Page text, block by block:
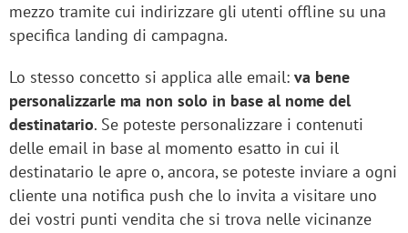
mezzo tramite cui indirizzare gli utenti offline su una
specifica landing di campagna.
Lo stesso concetto si applica alle email: va bene
personalizzarle ma non solo in base al nome del
destinatario. Se poteste personalizzare i contenuti
delle email in base al momento esatto in cui il
destinatario le apre o, ancora, se poteste inviare a ogni
cliente una notifica push che lo invita a visitare uno
dei vostri punti vendita che si trova nelle vicinanze